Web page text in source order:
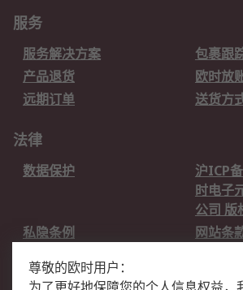
服务
服务解决方案
包裹跟
产品退货
欧时放
远期订单
送货方
法律
数据保护
沪ICP
时电子
公司 版
私隐条例
网站条
尊敬的欧时用户：